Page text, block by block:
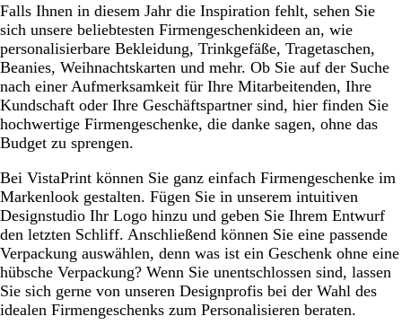
Falls Ihnen in diesem Jahr die Inspiration fehlt, sehen Sie
sich unsere beliebtesten Firmengeschenkideen an, wie
personalisierbare Bekleidung, Trinkgefäße, Tragetaschen,
Beanies, Weihnachtskarten und mehr. Ob Sie auf der Suche
nach einer Aufmerksamkeit für Ihre Mitarbeitenden, Ihre
Kundschaft oder Ihre Geschäftspartner sind, hier finden Sie
hochwertige Firmengeschenke, die danke sagen, ohne das
Budget zu sprengen.
Bei VistaPrint können Sie ganz einfach Firmengeschenke im
Markenlook gestalten. Fügen Sie in unserem intuitiven
Designstudio Ihr Logo hinzu und geben Sie Ihrem Entwurf
den letzten Schliff. Anschließend können Sie eine passende
Verpackung auswählen, denn was ist ein Geschenk ohne eine
hübsche Verpackung? Wenn Sie unentschlossen sind, lassen
Sie sich gerne von unseren Designprofis bei der Wahl des
idealen Firmengeschenks zum Personalisieren beraten.